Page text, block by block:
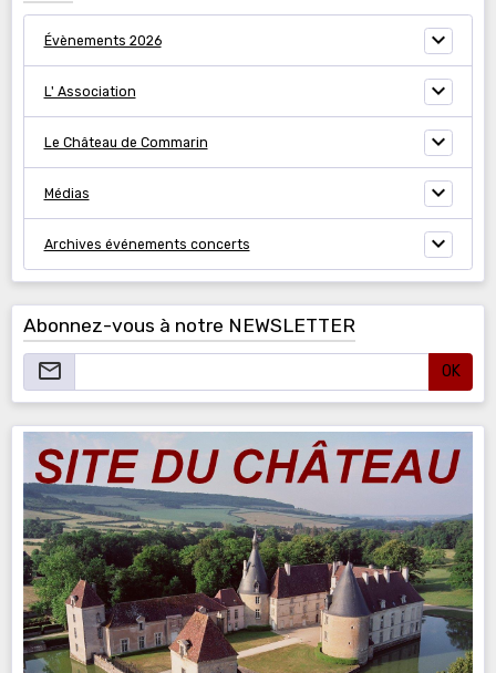
Évènements 2026
L' Association
Le Château de Commarin
Médias
Archives événements concerts
Abonnez-vous à notre NEWSLETTER
OK